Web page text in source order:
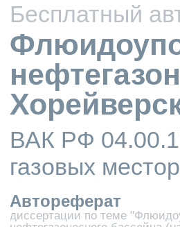
Бесплатный
ВАК РФ
газовых
Автореферат
диссертации по теме